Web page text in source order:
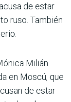
de estar
ruso. También
Milián
en Moscú, que
de estar